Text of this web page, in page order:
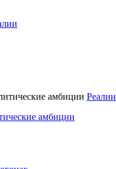
Реалии
амбиции